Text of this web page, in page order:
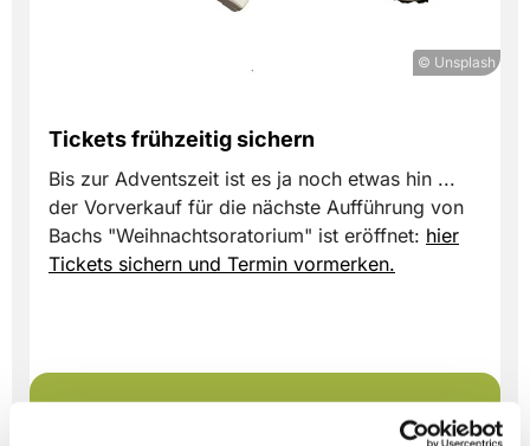
© Unsplash
Tickets frühzeitig sichern
Bis zur Adventszeit ist es ja noch etwas hin ...
der Vorverkauf für die nächste Aufführung von
Bachs "Weihnachtsoratorium" ist eröffnet: hier
Tickets sichern und Termin vormerken.